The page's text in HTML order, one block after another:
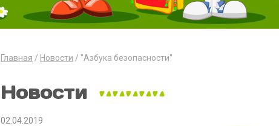
Главная Новости "Азбука безопасности"
Новости
02.04.2019